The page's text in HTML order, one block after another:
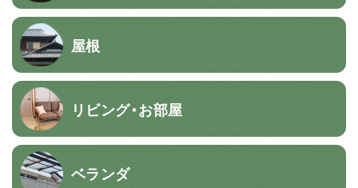
屋根
リビング・お部屋
ベランダ